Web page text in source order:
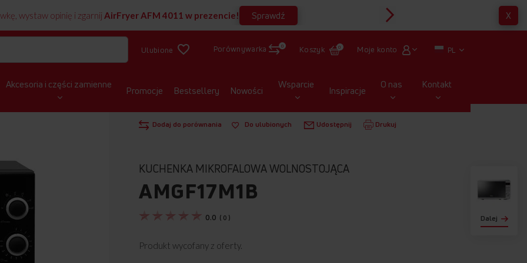
wystaw opinię i zgarnij AirFryer AFM 4011 w prezencie! Sprawdź X
Ulubione Porównywarka 0 Koszyk 0 Moje konto PL
Akcesoria i części zamienne Promocje Bestsellery Nowości Wsparcie Inspiracje O nas Kontakt
Dalej
Dodaj do porównania Do ulubionych Udostępnij Drukuj
KUCHENKA MIKROFALOWA WOLNOSTOJĄCA
AMGF17M1B
0.0 ( 0 )
Produkt wycofany z oferty.